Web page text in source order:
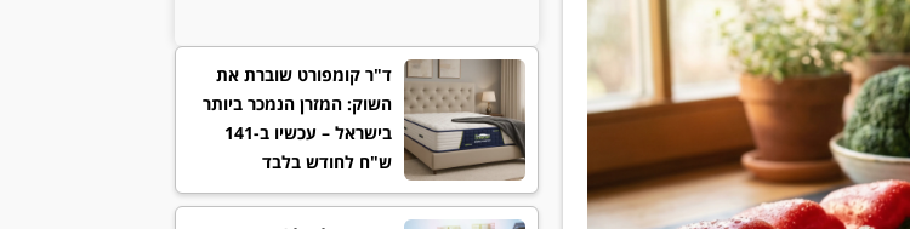
ד"ר קומפורט שוברת את
השוק: המזרן הנמכר ביותר
בישראל – עכשיו ב-141
ש"ח לחודש בלבד